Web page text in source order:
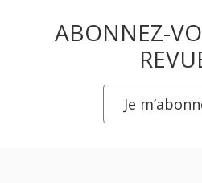
ABONNEZ-
Je